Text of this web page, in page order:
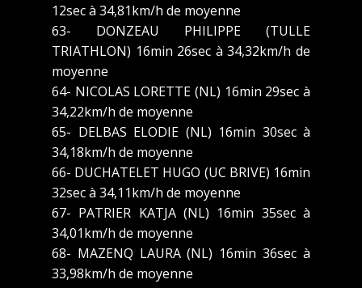
12sec à 34,81km/h de moyenne
63- DONZEAU PHILIPPE (TULLE
TRIATHLON) 16min 26sec à 34,32km/h de
moyenne
64- NICOLAS LORETTE (NL) 16min 29sec à
34,22km/h de moyenne
65- DELBAS ELODIE (NL) 16min 30sec à
34,18km/h de moyenne
66- DUCHATELET HUGO (UC BRIVE) 16min
32sec à 34,11km/h de moyenne
67- PATRIER KATJA (NL) 16min 35sec à
34,01km/h de moyenne
68- MAZENQ LAURA (NL) 16min 36sec à
33,98km/h de moyenne